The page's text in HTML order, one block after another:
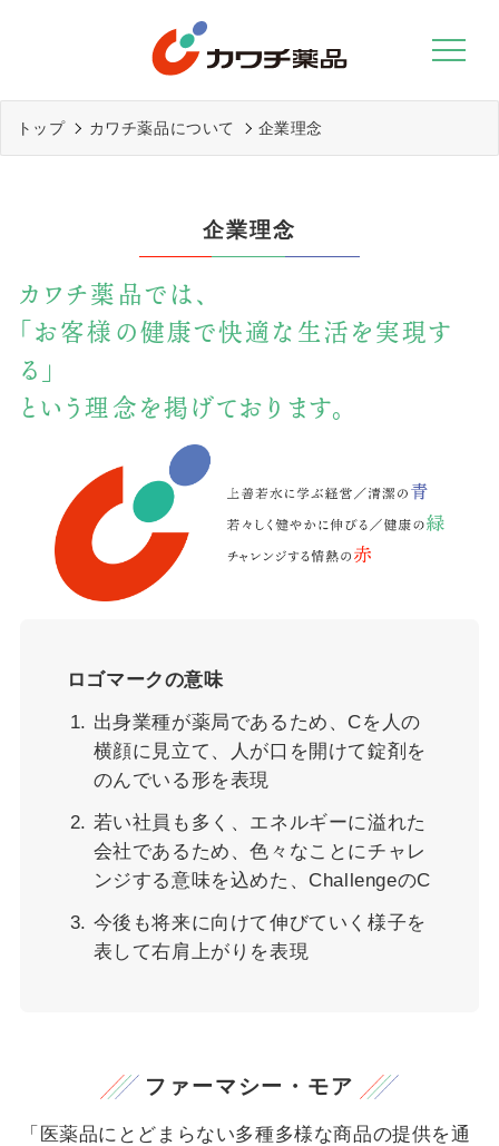
トップ カワチ薬品について 企業理念
企業理念
カワチ薬品では、
「お客様の健康で快適な生活を実現す
る」
という理念を掲げております。
ロゴマークの意味
出身業種が薬局であるため、Cを人の
横顔に見立て、人が口を開けて錠剤を
のんでいる形を表現
若い社員も多く、エネルギーに溢れた
会社であるため、色々なことにチャレ
ンジする意味を込めた、ChallengeのC
今後も将来に向けて伸びていく様子を
表して右肩上がりを表現
ファーマシー・モア
「医薬品にとどまらない多種多様な商品の提供を通